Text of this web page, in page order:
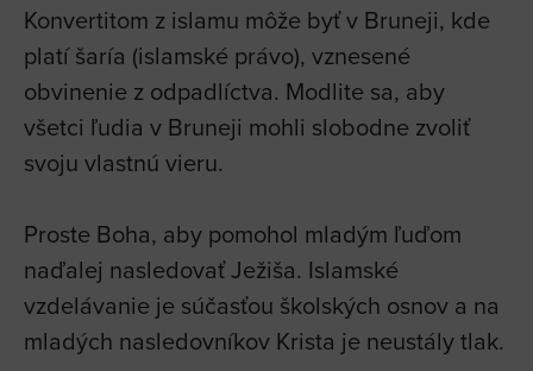
Konvertitom z islamu môže byť v Bruneji, kde
platí šaría (islamské právo), vznesené
obvinenie z odpadlíctva. Modlite sa, aby
všetci ľudia v Bruneji mohli slobodne zvoliť
svoju vlastnú vieru.
Proste Boha, aby pomohol mladým ľuďom
naďalej nasledovať Ježiša. Islamské
vzdelávanie je súčasťou školských osnov a na
mladých nasledovníkov Krista je neustály tlak.